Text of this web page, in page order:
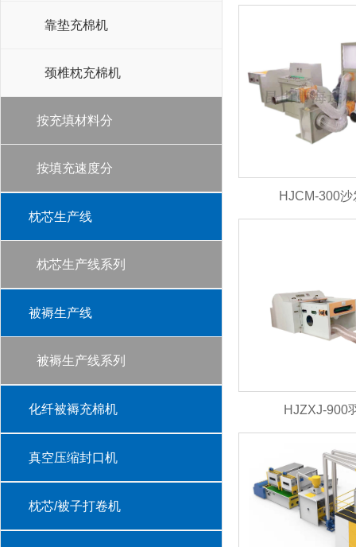
靠垫充棉机
颈椎枕充棉机
按充填材料分
按填充速度分
枕芯生产线
枕芯生产线系列
被褥生产线
被褥生产线系列
化纤被褥充棉机
真空压缩封口机
枕芯/被子打卷机
HJCM-300
HJZXJ-900